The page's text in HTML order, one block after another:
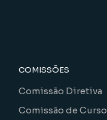
COMISSÕES
Comissão Diretiva
Comissão de Curso